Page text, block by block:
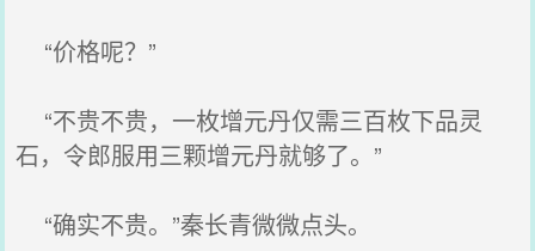
“价格呢？”
“不贵不贵，一枚增元丹仅需三百枚下品灵
石，令郎服用三颗增元丹就够了。”
“确实不贵。”秦长青微微点头。